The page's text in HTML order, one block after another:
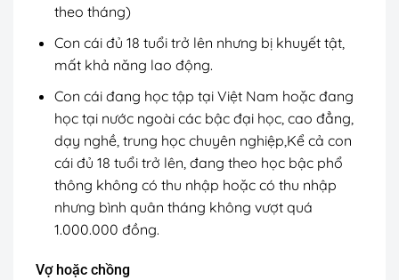
theo tháng)
Con cái đủ 18 tuổi trở lên nhưng bị khuyết tật,
mất khả năng lao động.
Con cái đang học tập tại Việt Nam hoặc đang
học tại nước ngoài các bậc đại học, cao đẳng,
dạy nghề, trung học chuyên nghiệp,Kể cả con
cái đủ 18 tuổi trở lên, đang theo học bậc phổ
thông không có thu nhập hoặc có thu nhập
nhưng bình quân tháng không vượt quá
1.000.000 đồng.
Vợ hoặc chồng